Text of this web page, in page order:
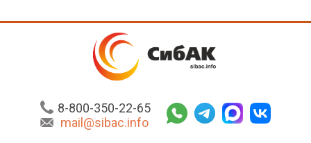
8-800-350-22-65
mail@sibac.info